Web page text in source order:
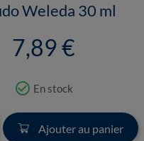
Weleda 30 ml
7,89 €
check_circle_outline En stock
Ajouter au panier